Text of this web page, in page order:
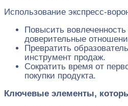
Использование экспресс-
Повысить
доверительные
Превратить
инструмент продаж.
Сократить время от
покупки продукта.
Ключевые элементы,